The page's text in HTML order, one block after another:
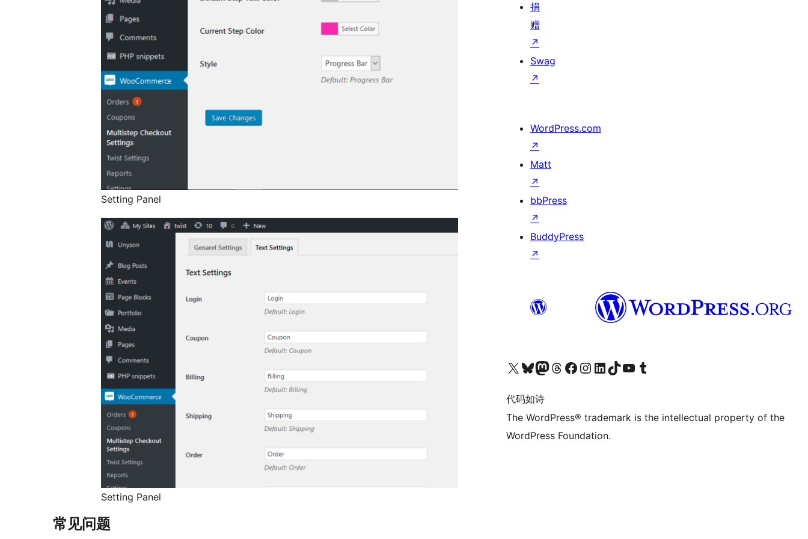
Setting Panel
Setting Panel
常见问题
捐
赠
↗
Swag
↗
WordPress.com
↗
Matt
↗
bbPress
↗
BuddyPress
↗
关注我们的 X（原 Twitter）账号访问我们的 Bluesky 账号关注我们的 Mastodon 账号访问我们的 Threads 账号 访问我们的 Facebook 公共主页关注我们的 Instagram 账号 关注我们的 LinkedIn 主页访问我们的 TikTok 账号访问我们的 YouTube 频道 访问我们的 Tumblr 账号
代码如诗
The WordPress® trademark is the intellectual property of the
WordPress Foundation.